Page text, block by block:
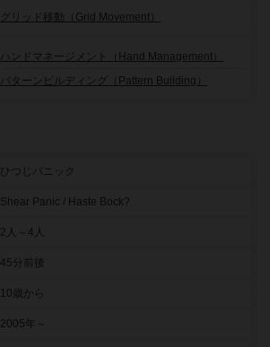
グリッド移動（Grid Movement）
ハンドマネージメント（Hand Management）
パターンビルディング（Pattern Building）
ひつじパニック
Shear Panic / Haste Bock?
2人～4人
45分前後
10歳から
2005年～